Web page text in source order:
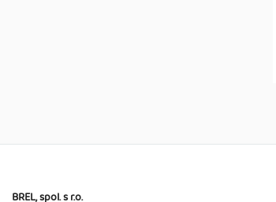
BREL, spol. s r.o.